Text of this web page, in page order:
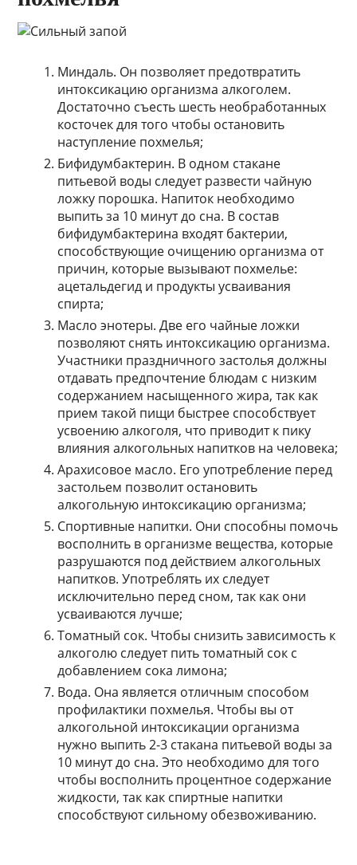
Миндаль. Он позволяет предотвратить
интоксикацию организма алкоголем.
Достаточно съесть шесть необработанных
косточек для того чтобы остановить
наступление похмелья;
Бифидумбактерин. В одном стакане
питьевой воды следует развести чайную
ложку порошка. Напиток необходимо
выпить за 10 минут до сна. В состав
бифидумбактерина входят бактерии,
способствующие очищению организма от
причин, которые вызывают похмелье:
ацетальдегид и продукты усваивания
спирта;
Масло энотеры. Две его чайные ложки
позволяют снять интоксикацию организма.
Участники праздничного застолья должны
отдавать предпочтение блюдам с низким
содержанием насыщенного жира, так как
прием такой пищи быстрее способствует
усвоению алкоголя, что приводит к пику
влияния алкогольных напитков на человека;
Арахисовое масло. Его употребление перед
застольем позволит остановить
алкогольную интоксикацию организма;
Спортивные напитки. Они способны помочь
восполнить в организме вещества, которые
разрушаются под действием алкогольных
напитков. Употреблять их следует
исключительно перед сном, так как они
усваиваются лучше;
Томатный сок. Чтобы снизить зависимость к
алкоголю следует пить томатный сок с
добавлением сока лимона;
Вода. Она является отличным способом
профилактики похмелья. Чтобы вы от
алкогольной интоксикации организма
нужно выпить 2-3 стакана питьевой воды за
10 минут до сна. Это необходимо для того
чтобы восполнить процентное содержание
жидкости, так как спиртные напитки
способствуют сильному обезвоживанию.